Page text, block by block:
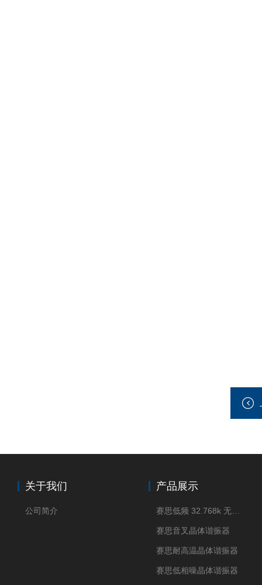
关于我们
公司简介
产品展示
赛思音叉晶体谐振器
赛思耐高温晶体谐振器
赛思低相噪晶体谐振器